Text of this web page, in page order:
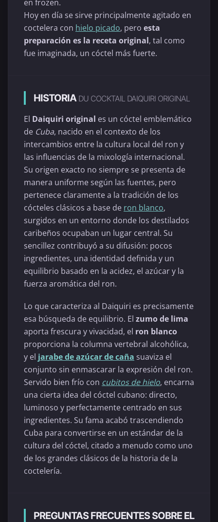
en frozen.
Hoy en día se sirve principalmente agitado en
coctelera con hielo picado, pero esta
preparación es la receta original, tal como
fue imaginada, un cóctel más fuerte.
HISTORIA DU COCKTAIL DAIQUIRI ORIGINAL
El Daiquiri original es un cóctel emblemático
de Cuba, nacido en el contexto de los
intercambios entre la cultura local del ron y
las influencias de la mixología internacional.
Su origen exacto no siempre se presenta de
manera uniforme según las fuentes, pero
pertenece claramente a la tradición de los
cócteles clásicos a base de ron blanco,
surgidos en un entorno donde los destilados
caribeños ocupaban un lugar central. Su
sencillez contribuyó a su difusión: pocos
ingredientes, una identidad definida y un
equilibrio basado en la acidez, el azúcar y la
fuerza aromática del ron.
Lo que caracteriza al Daiquiri es precisamente
esa búsqueda de equilibrio. El zumo de lima
aporta frescura y vivacidad, el ron blanco
proporciona la columna vertebral alcohólica,
y el jarabe de azúcar de caña suaviza el
conjunto sin enmascarar la expresión del ron.
Servido bien frío con cubitos de hielo, encarna
una cierta idea del cóctel cubano: directo,
luminoso y perfectamente centrado en sus
ingredientes. Su fama acabó trascendiendo
Cuba para convertirse en un estándar de la
cultura del cóctel, citado a menudo como uno
de los grandes clásicos de la historia de la
coctelería.
PREGUNTAS FRECUENTES SOBRE EL